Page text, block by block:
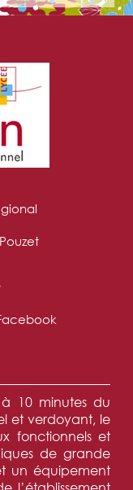
10 minutes du
et verdoyant, le
fonctionnels et
de grande
un équipement